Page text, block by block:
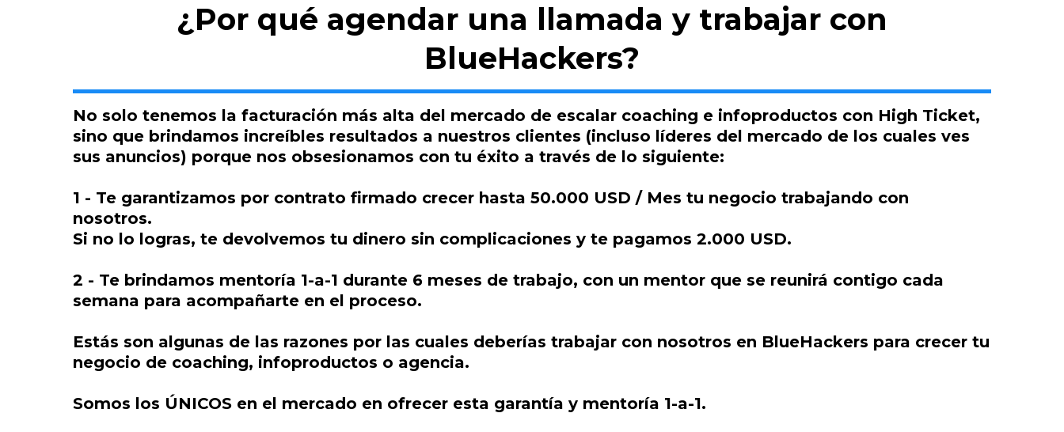
¿Por qué agendar una llamada y trabajar con
BlueHackers?
No solo tenemos la facturación más alta del mercado de escalar coaching e infoproductos con High Ticket,
sino que brindamos increíbles resultados a nuestros clientes (incluso líderes del mercado de los cuales ves
sus anuncios) porque nos obsesionamos con tu éxito a través de lo siguiente:
1 - Te garantizamos por contrato firmado crecer hasta 50.000 USD / Mes tu negocio trabajando con
nosotros.
Si no lo logras, te devolvemos tu dinero sin complicaciones y te pagamos 2.000 USD.
2 - Te brindamos mentoría 1-a-1 durante 6 meses de trabajo, con un mentor que se reunirá contigo cada
semana para acompañarte en el proceso.
Estás son algunas de las razones por las cuales deberías trabajar con nosotros en BlueHackers para crecer tu
negocio de coaching, infoproductos o agencia.
Somos los ÚNICOS en el mercado en ofrecer esta garantía y mentoría 1-a-1.